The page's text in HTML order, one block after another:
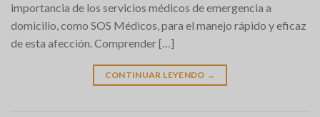
importancia de los servicios médicos de emergencia a
domicilio, como SOS Médicos, para el manejo rápido y eficaz
de esta afección. Comprender […]
CONTINUAR LEYENDO →